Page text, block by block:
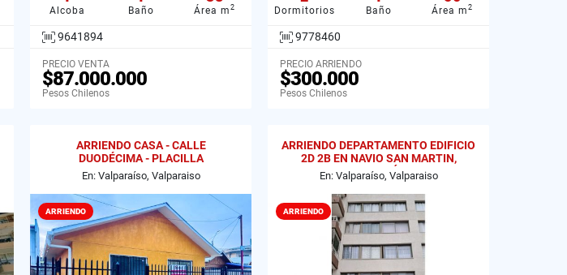
Alcoba Baño Área m 2
9641894
PRECIO VENTA
$87.000.000
Pesos Chilenos
Dormitorios Baño Área m 2
9778460
PRECIO ARRIENDO
$300.000
Pesos Chilenos
ARRIENDO CASA - CALLE
DUODÉCIMA - PLACILLA
En: Valparaíso, Valparaiso
ARRIENDO
ARRIENDO DEPARTAMENTO EDIFICIO
2D 2B EN NAVIO SAN MARTIN,
VALPARAÍSO
En: Valparaíso, Valparaiso
ARRIENDO